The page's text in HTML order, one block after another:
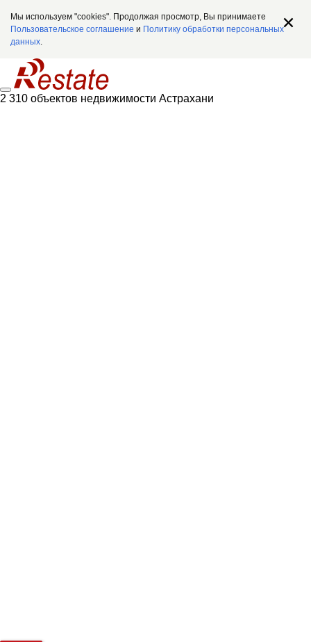
Мы используем "cookies". Продолжая просмотр, Вы принимаете
Пользовательское соглашение и Политику обработки персональных
данных.
2 310 объектов недвижимости Астрахани